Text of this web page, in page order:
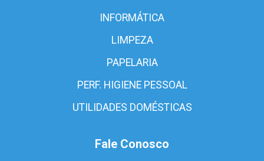
INFORMÁTICA
LIMPEZA
PAPELARIA
PERF. HIGIENE PESSOAL
UTILIDADES DOMÉSTICAS
Fale Conosco